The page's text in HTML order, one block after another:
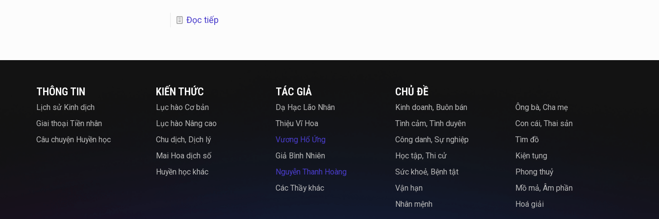
Đọc tiếp
THÔNG TIN
Lịch sử Kinh dịch
Giai thoại Tiền nhân
Câu chuyện Huyền học
KIẾN THỨC
Lục hào Cơ bản
Lục hào Nâng cao
Chu dịch, Dịch lý
Mai Hoa dịch số
Huyền học khác
TÁC GIẢ
Dạ Hạc Lão Nhân
Thiệu Vĩ Hoa
Vương Hổ Ứng
Giả Bình Nhiên
Nguyễn Thanh Hoàng
Các Thầy khác
CHỦ ĐỀ
Kinh doanh, Buôn bán
Tình cảm, Tình duyên
Công danh, Sự nghiệp
Học tập, Thi cử
Sức khoẻ, Bệnh tật
Vận hạn
Nhân mệnh
Ông bà, Cha mẹ
Con cái, Thai sản
Tìm đồ
Kiện tụng
Phong thuỷ
Mồ mả, Âm phần
Hoá giải